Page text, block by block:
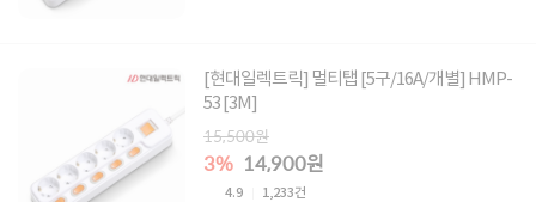
[현대일렉트릭] 멀티탭 [5구/16A/개별] HMP-
53 [3M]
15,500원
3% 14,900원
4.9 1,233건